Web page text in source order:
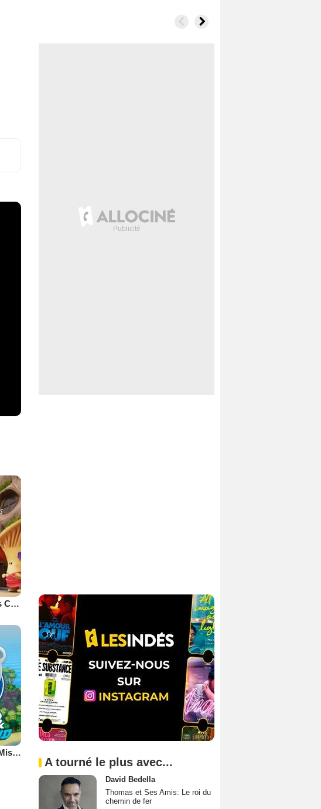
Mush-Mush & les Champotes
Les Octonauts : Mission Terre
A tourné le plus avec...
David Bedella
Thomas et Ses Amis: Le roi du
chemin de fer